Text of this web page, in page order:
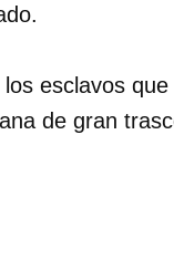
esclavos
de gran